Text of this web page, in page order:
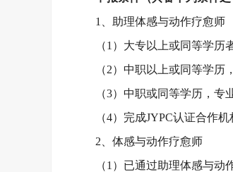
1、助理体感与动作疗愈师
（1）大专以上或同等学历
（2）中职以上或同等学历
（3）中职或同等学历，专
（4）完成JYPC认证合作
2、体感与动作疗愈师
（1）已通过助理体感与动